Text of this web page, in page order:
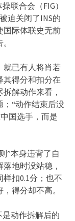
联合会（FIG）
迫关闭了INS的
国际体联史无前
就已有人将肖若
其得分和扣分在
拆解动作来看，
“动作结束后没
国选手，而是
”本身违背了自
地时没站稳，
扣0.1分；也不
得分却不高。
动作拆解后的